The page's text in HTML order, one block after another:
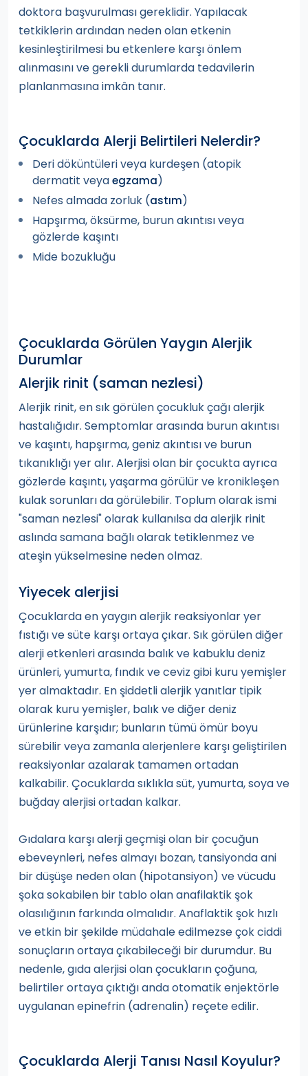
doktora başvurulması gereklidir. Yapılacak
tetkiklerin ardından neden olan etkenin
kesinleştirilmesi bu etkenlere karşı önlem
alınmasını ve gerekli durumlarda tedavilerin
planlanmasına imkân tanır.
Çocuklarda Alerji Belirtileri Nelerdir?
Deri döküntüleri veya kurdeşen (atopik
dermatit veyaegzama)
Nefes almada zorluk (astım)
Hapşırma, öksürme, burun akıntısı veya
gözlerde kaşıntı
Mide bozukluğu
Çocuklarda Görülen Yaygın Alerjik
Durumlar
Alerjik rinit (saman nezlesi)
Alerjik rinit, en sık görülen çocukluk çağı alerjik
hastalığıdır. Semptomlar arasında burun akıntısı
ve kaşıntı, hapşırma, geniz akıntısı ve burun
tıkanıklığı yer alır. Alerjisi olan bir çocukta ayrıca
gözlerde kaşıntı, yaşarma görülür ve kronikleşen
kulak sorunları da görülebilir. Toplum olarak ismi
"saman nezlesi" olarak kullanılsa da alerjik rinit
aslında samana bağlı olarak tetiklenmez ve
ateşin yükselmesine neden olmaz.
Yiyecek alerjisi
Çocuklarda en yaygın alerjik reaksiyonlar yer
fıstığı ve süte karşı ortaya çıkar. Sık görülen diğer
alerji etkenleri arasında balık ve kabuklu deniz
ürünleri, yumurta, fındık ve ceviz gibi kuru yemişler
yer almaktadır. En şiddetli alerjik yanıtlar tipik
olarak kuru yemişler, balık ve diğer deniz
ürünlerine karşıdır; bunların tümü ömür boyu
sürebilir veya zamanla alerjenlere karşı geliştirilen
reaksiyonlar azalarak tamamen ortadan
kalkabilir. Çocuklarda sıklıkla süt, yumurta, soya ve
buğday alerjisi ortadan kalkar.
Gıdalara karşı alerji geçmişi olan bir çocuğun
ebeveynleri, nefes almayı bozan, tansiyonda ani
bir düşüşe neden olan (hipotansiyon) ve vücudu
şoka sokabilen bir tablo olan anafilaktik şok
olasılığının farkında olmalıdır. Anaflaktik şok hızlı
ve etkin bir şekilde müdahale edilmezse çok ciddi
sonuçların ortaya çıkabileceği bir durumdur. Bu
nedenle, gıda alerjisi olan çocukların çoğuna,
belirtiler ortaya çıktığı anda otomatik enjektörle
uygulanan epinefrin (adrenalin) reçete edilir.
Çocuklarda Alerji Tanısı Nasıl Koyulur?